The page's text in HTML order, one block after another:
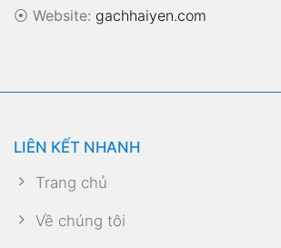
⦿ Website: gachhaiyen.com
LIÊN KẾT NHANH
Trang chủ
Về chúng tôi